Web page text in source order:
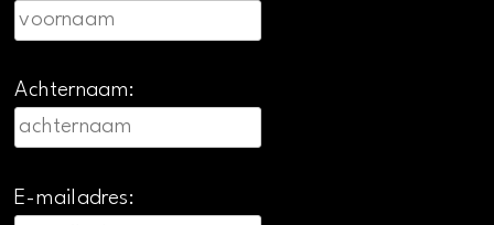
Achternaam:
E-mailadres: